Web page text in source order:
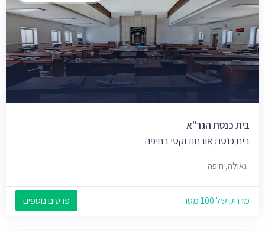
בית כנסת הגר"א
בית כנסת אורתודוקסי בחיפה
גאולה, חיפה
מרחק של 100 מטר פרטים נוספים